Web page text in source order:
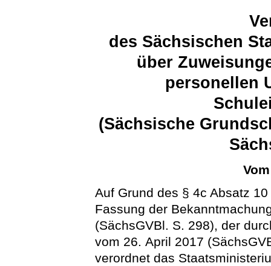
des Sächsischen
über
personellen
(Sächsische
Auf Grund des § 4c Absatz
Fassung der
(SächsGVBl. S. 298), der
vom 26. April 2017
verordnet das